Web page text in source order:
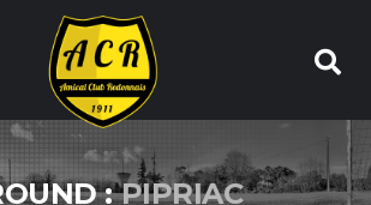
:PIPRIAC